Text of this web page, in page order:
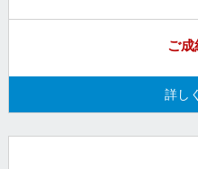
ご成
詳し